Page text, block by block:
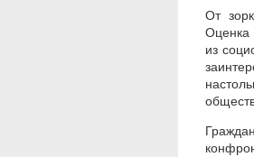
От
из